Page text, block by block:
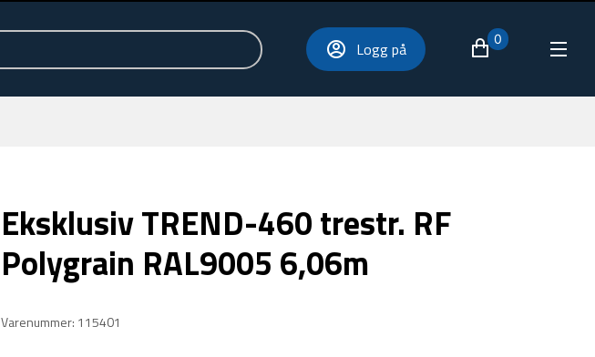
Logg på 0
Eksklusiv TREND-460 trestr. RF
Polygrain RAL9005 6,06m
Varenummer: 115401